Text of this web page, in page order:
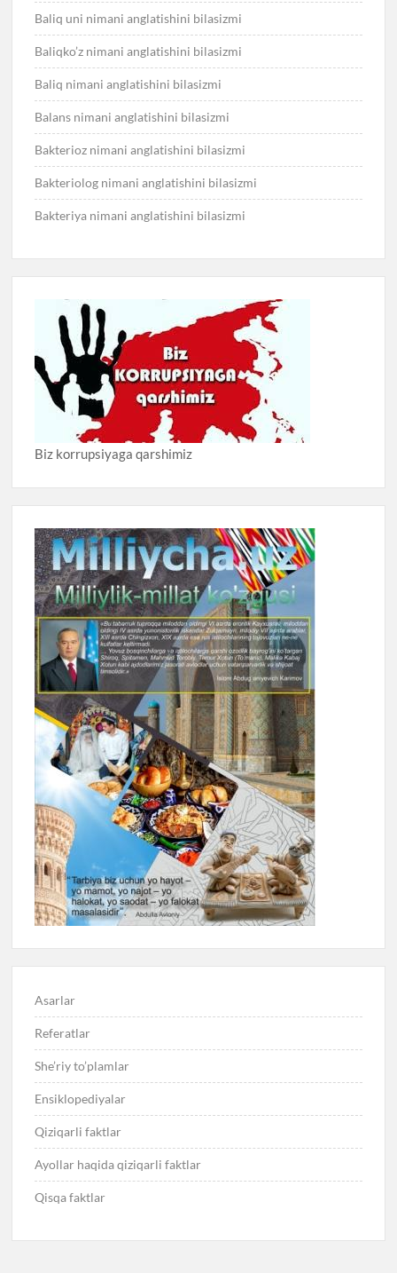
Baliq uni nimani anglatishini bilasizmi
Baliqko’z nimani anglatishini bilasizmi
Baliq nimani anglatishini bilasizmi
Balans nimani anglatishini bilasizmi
Bakterioz nimani anglatishini bilasizmi
Bakteriolog nimani anglatishini bilasizmi
Bakteriya nimani anglatishini bilasizmi
Biz korrupsiyaga qarshimiz
Asarlar
Referatlar
She’riy to’plamlar
Ensiklopediyalar
Qiziqarli faktlar
Ayollar haqida qiziqarli faktlar
Qisqa faktlar